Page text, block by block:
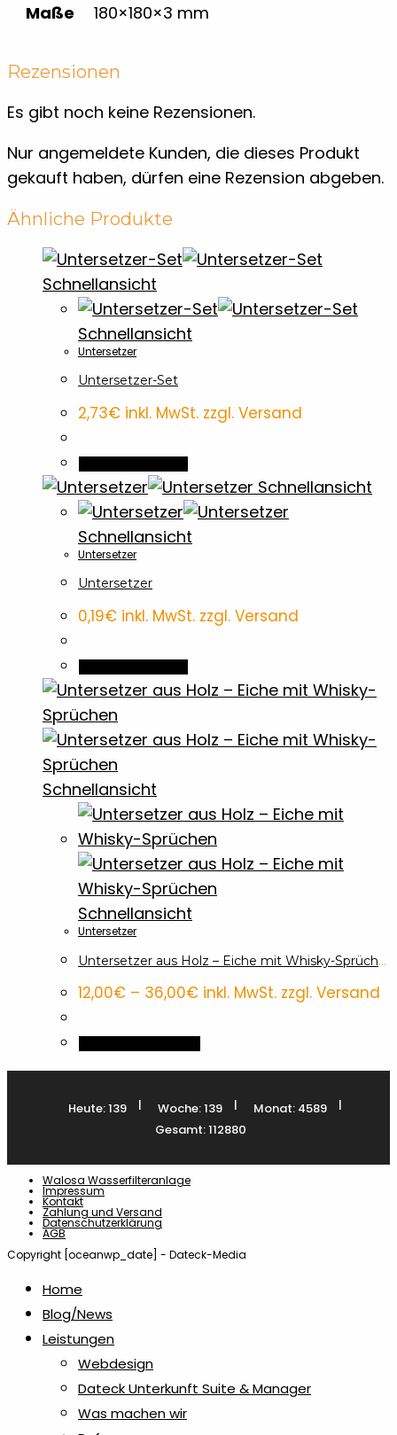
Maße 180×180×3 mm
Rezensionen
Es gibt noch keine Rezensionen.
Nur angemeldete Kunden, die dieses Produkt
gekauft haben, dürfen eine Rezension abgeben.
Ähnliche Produkte
Schnellansicht
Schnellansicht
Untersetzer
Untersetzer-Set
2,73€ inkl. MwSt. zzgl. Versand
Schnellansicht
Schnellansicht
Untersetzer
Untersetzer
0,19€ inkl. MwSt. zzgl. Versand
Schnellansicht
Schnellansicht
Untersetzer
Untersetzer aus Holz – Eiche mit Whisky-Sprüchen
12,00€ – 36,00€Preisspanne:
12,00€
36,00€
inkl. MwSt. zzgl. Versand
Produkt
mehrere
Varianten
auf.
auf
Heute: 139 | Woche: 139 | Monat: 4589
|
Gesamt: 112880
Walosa Wasserfilteranlage
Impressum
Kontakt
Zahlung und Versand
Datenschutzerklärung
AGB
Copyright [oceanwp_date] - Dateck-Media
Home
Blog/News
Leistungen
Webdesign
Dateck Unterkunft Suite & Manager
Was machen wir